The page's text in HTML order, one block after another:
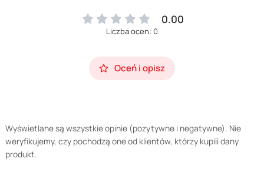
0.00
Liczba ocen: 0
Oceń i opisz
Wyświetlane są wszystkie opinie (pozytywne i negatywne). Nie
weryfikujemy, czy pochodzą one od klientów, którzy kupili dany
produkt.